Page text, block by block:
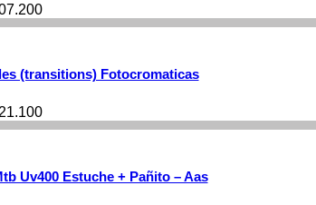
(transitions) Fotocromaticas
Uv400 Estuche + Pañito – Aas